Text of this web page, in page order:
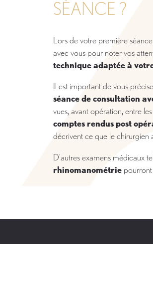
SÉANCE ?
Lors de votre première
avec vous pour noter vos
technique adaptée à
Il est important de vous
séance de consultation
vues, avant opération, entre
comptes rendus post
décrivent ce que le chirurgien
D’autres examens médicaux
rhinomanométrie